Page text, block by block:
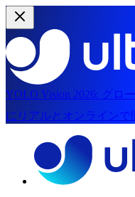
YOLO Vision 2026: グロ
にリアルとオンラインで